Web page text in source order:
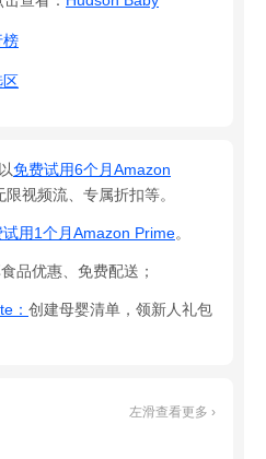
榜
区
免费试用6个月Amazon
视频流、专属折扣等。
试用1个月Amazon Prime。
品优惠、免费配送；
： 创建母婴清单，领新人礼包
左滑查看更多 ›